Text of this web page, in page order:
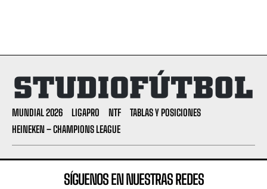
MUNDIAL 2026 LIGAPRO NTF
TABLAS Y POSICIONES
HEINEKEN – CHAMPIONS LEAGUE
SÍGUENOS EN NUESTRAS REDES